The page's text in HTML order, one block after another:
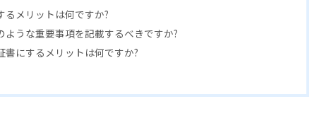
るメリットは何ですか?
ような重要事項を記載するべきですか?
書にするメリットは何ですか?